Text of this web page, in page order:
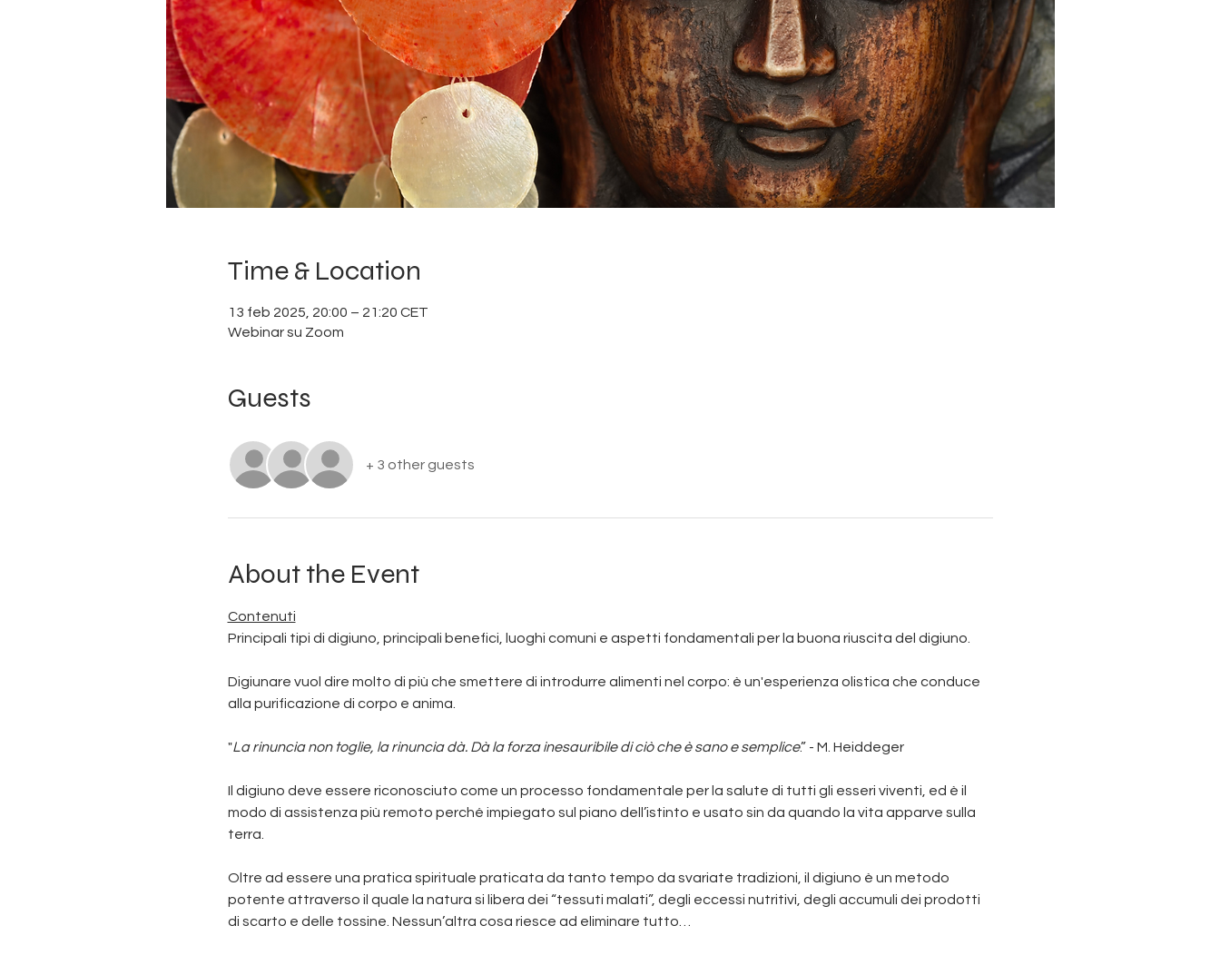
Time & Location
13 feb 2025, 20:00 – 21:20 CET
Webinar su Zoom
Guests
+ 3 other guests
About the Event
Contenuti
Principali tipi di digiuno, principali benefici, luoghi comuni e aspetti fondamentali per la buona riuscita del digiuno.
Digiunare vuol dire molto di più che smettere di introdurre alimenti nel corpo: è un'esperienza olistica che conduce
alla purificazione di corpo e anima.
"La rinuncia non toglie, la rinuncia dà. Dà la forza inesauribile di ciò che è sano e semplice.”​ - M. Heiddeger
Il digiuno deve essere riconosciuto come un processo fondamentale per la salute di tutti gli esseri viventi, ed è il
modo di assistenza più remoto perché impiegato sul piano dell’istinto e usato sin da quando la vita apparve sulla
terra.
Oltre ad essere una pratica spirituale praticata da tanto tempo da svariate tradizioni, il digiuno è un metodo
potente attraverso il quale la natura si libera dei “tessuti malati”, degli eccessi nutritivi, degli accumuli dei prodotti
di scarto e delle tossine. Nessun’altra cosa riesce ad eliminare tutto…